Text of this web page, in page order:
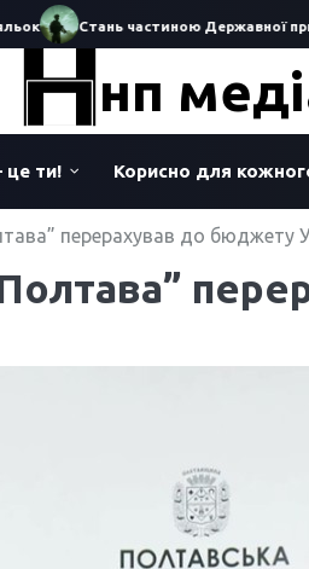
Стань частиною Державної
нп
це ти! Корисно для
перерахував до бюджету